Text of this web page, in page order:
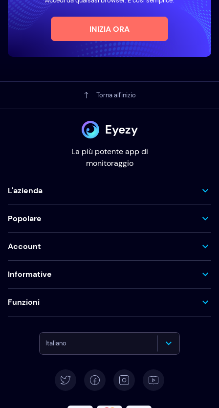
INIZIA ORA
Torna all'inizio
Eyezy
La più potente app di
monitoraggio
L'azienda
Popolare
Account
Informative
Funzioni
Italiano
Deutsch